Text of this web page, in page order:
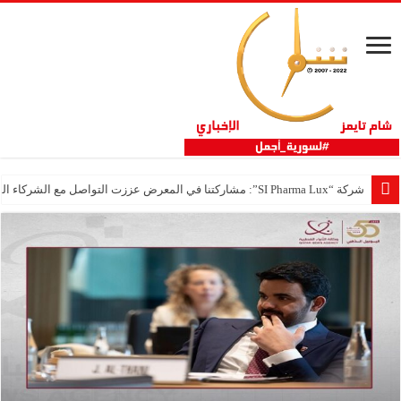
شركة “SI Pharma Lux”: مشاركتنا في المعرض عززت التواصل مع الشركاء المحليين والدوليين